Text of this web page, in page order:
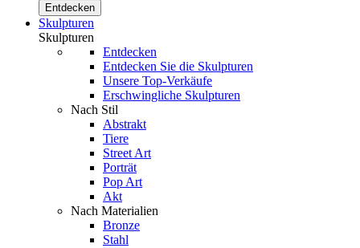
Entdecken
Skulpturen
Skulpturen
Entdecken
Entdecken Sie die Skulpturen
Unsere Top-Verkäufe
Erschwingliche Skulpturen
Nach Stil
Abstrakt
Tiere
Street Art
Porträt
Pop Art
Akt
Nach Materialien
Bronze
Stahl